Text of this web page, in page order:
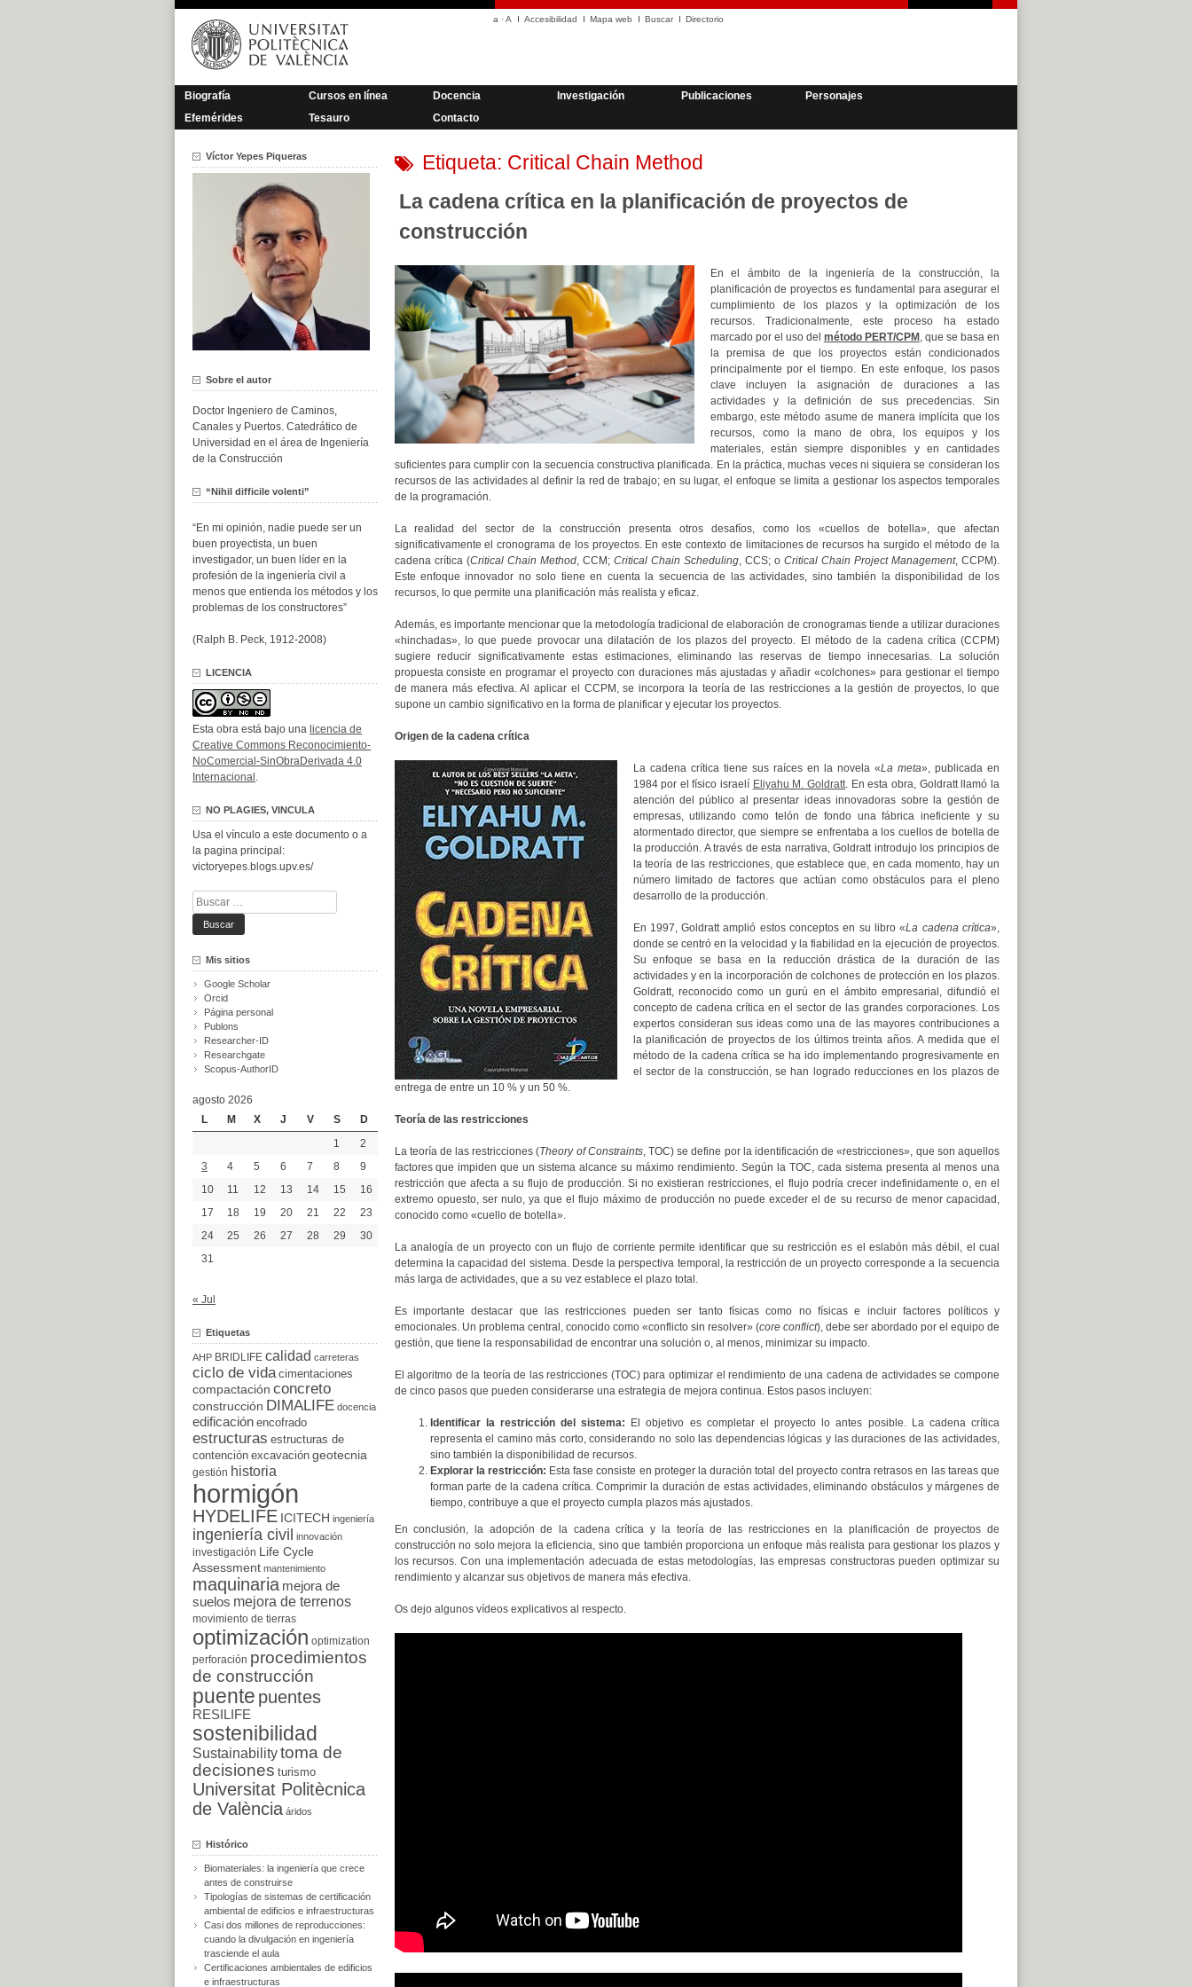
Saltar
contenido
a ·A Accesibilidad Mapa web Buscar Directorio
Biografía Cursos en línea Docencia Investigación Publicaciones
Personajes
Efemérides
Tesauro Contacto
Etiqueta: Critical Chain Method
La cadena crítica en la planificación de proyectos de
construcción
En el ámbito de la ingeniería de la construcción, la
planificación de proyectos es fundamental para asegurar el
cumplimiento de los plazos y la optimización de los
recursos. Tradicionalmente, este proceso ha estado
marcado por el uso del método PERT/CPM , que se basa en
la premisa de que los proyectos están condicionados
principalmente por el tiempo. En este enfoque, los pasos
clave incluyen la asignación de duraciones a las
actividades y la definición de sus precedencias. Sin
embargo, este método asume de manera implícita que los
recursos, como la mano de obra, los equipos y los
materiales, están siempre disponibles y en cantidades
suficientes para cumplir con la secuencia constructiva planificada. En la práctica, muchas veces ni siquiera se consideran los
recursos de las actividades al definir la red de trabajo; en su lugar, el enfoque se limita a gestionar los aspectos temporales
de la programación.
La realidad del sector de la construcción presenta otros desafíos, como los «cuellos de botella», que afectan
significativamente el cronograma de los proyectos. En este contexto de limitaciones de recursos ha surgido el método de la
cadena crítica (Critical Chain Method, CCM; Critical Chain Scheduling, CCS; o Critical Chain Project Management, CCPM).
Este enfoque innovador no solo tiene en cuenta la secuencia de las actividades, sino también la disponibilidad de los
recursos, lo que permite una planificación más realista y eficaz.
Además, es importante mencionar que la metodología tradicional de elaboración de cronogramas tiende a utilizar duraciones
«hinchadas», lo que puede provocar una dilatación de los plazos del proyecto. El método de la cadena crítica (CCPM)
sugiere reducir significativamente estas estimaciones, eliminando las reservas de tiempo innecesarias. La solución
propuesta consiste en programar el proyecto con duraciones más ajustadas y añadir «colchones» para gestionar el tiempo
de manera más efectiva. Al aplicar el CCPM, se incorpora la teoría de las restricciones a la gestión de proyectos, lo que
supone un cambio significativo en la forma de planificar y ejecutar los proyectos.
Origen de la cadena crítica
La cadena crítica tiene sus raíces en la novela «La meta», publicada en
1984 por el físico israelí Eliyahu M. Goldratt. En esta obra, Goldratt llamó la
atención del público al presentar ideas innovadoras sobre la gestión de
empresas, utilizando como telón de fondo una fábrica ineficiente y su
atormentado director, que siempre se enfrentaba a los cuellos de botella de
la producción. A través de esta narrativa, Goldratt introdujo los principios de
la teoría de las restricciones, que establece que, en cada momento, hay un
número limitado de factores que actúan como obstáculos para el pleno
desarrollo de la producción.
En 1997, Goldratt amplió estos conceptos en su libro «La cadena crítica»,
donde se centró en la velocidad y la fiabilidad en la ejecución de proyectos.
Su enfoque se basa en la reducción drástica de la duración de las
actividades y en la incorporación de colchones de protección en los plazos.
Goldratt, reconocido como un gurú en el ámbito empresarial, difundió el
concepto de cadena crítica en el sector de las grandes corporaciones. Los
expertos consideran sus ideas como una de las mayores contribuciones a
la planificación de proyectos de los últimos treinta años. A medida que el
método de la cadena crítica se ha ido implementando progresivamente en
el sector de la construcción, se han logrado reducciones en los plazos de
entrega de entre un 10 % y un 50 %.
Teoría de las restricciones
La teoría de las restricciones (Theory of Constraints, TOC) se define por la identificación de «restricciones», que son aquellos
factores que impiden que un sistema alcance su máximo rendimiento. Según la TOC, cada sistema presenta al menos una
restricción que afecta a su flujo de producción. Si no existieran restricciones, el flujo podría crecer indefinidamente o, en el
extremo opuesto, ser nulo, ya que el flujo máximo de producción no puede exceder el de su recurso de menor capacidad,
conocido como «cuello de botella».
La analogía de un proyecto con un flujo de corriente permite identificar que su restricción es el eslabón más débil, el cual
determina la capacidad del sistema. Desde la perspectiva temporal, la restricción de un proyecto corresponde a la secuencia
más larga de actividades, que a su vez establece el plazo total.
Es importante destacar que las restricciones pueden ser tanto físicas como no físicas e incluir factores políticos y
emocionales. Un problema central, conocido como «conflicto sin resolver» (core conflict), debe ser abordado por el equipo de
gestión, que tiene la responsabilidad de encontrar una solución o, al menos, minimizar su impacto.
El algoritmo de la teoría de las restricciones (TOC) para optimizar el rendimiento de una cadena de actividades se compone
de cinco pasos que pueden considerarse una estrategia de mejora continua. Estos pasos incluyen:
Identificar la restricción del sistema: El objetivo es completar el proyecto lo antes posible. La cadena crítica
representa el camino más corto, considerando no solo las dependencias lógicas y las duraciones de las actividades,
sino también la disponibilidad de recursos.
Explorar la restricción: Esta fase consiste en proteger la duración total del proyecto contra retrasos en las tareas que
forman parte de la cadena crítica. Comprimir la duración de estas actividades, eliminando obstáculos y márgenes de
tiempo, contribuye a que el proyecto cumpla plazos más ajustados.
En conclusión, la adopción de la cadena crítica y la teoría de las restricciones en la planificación de proyectos de
construcción no solo mejora la eficiencia, sino que también proporciona un enfoque más realista para gestionar los plazos y
los recursos. Con una implementación adecuada de estas metodologías, las empresas constructoras pueden optimizar su
rendimiento y alcanzar sus objetivos de manera más efectiva.
Os dejo algunos vídeos explicativos al respecto.
Víctor Yepes Piqueras
Sobre el autor
Doctor Ingeniero de Caminos,
Canales y Puertos. Catedrático de
Universidad en el área de Ingeniería
de la Construcción
“Nihil difficile volenti”
“En mi opinión, nadie puede ser un
buen proyectista, un buen
investigador, un buen líder en la
profesión de la ingeniería civil a
menos que entienda los métodos y los
problemas de los constructores”
(Ralph B. Peck, 1912-2008)
LICENCIA
Esta obra está bajo una licencia de
Creative Commons Reconocimiento-
NoComercial-SinObraDerivada 4.0
Internacional .
NO PLAGIES, VINCULA
Usa el vínculo a este documento o a
la pagina principal:
victoryepes.blogs.upv.es/
Buscar:
Mis sitios
Google Scholar
Orcid
Página personal
Publons
Researcher-ID
Researchgate
Scopus-AuthorID
agosto 2026
L
M X J V S
D
1
2
3
4 5 6 7 8
9
10
11 12 13 14 15
16
17
18 19 20 21 22
23
24
25 26 27 28 29
30
31
« Jul
Etiquetas
AHP BRIDLIFE calidad carreteras
ciclo de vida cimentaciones
compactación concreto
construcción DIMALIFE docencia
edificación encofrado
estructuras estructuras de
contención excavación geotecnia
gestión historia
hormigón
HYDELIFE ICITECH ingeniería
ingeniería civil innovación
investigación
Life Cycle
Assessment mantenimiento
maquinaria mejora de
suelos mejora de terrenos
movimiento de tierras
optimización optimization
perforación procedimientos
de construcción
puente puentes
RESILIFE
sostenibilidad
Sustainabilitytoma de
decisiones turismo
Universitat Politècnica
de València áridos
Histórico
Biomateriales: la ingeniería que crece
antes de construirse
Tipologías de sistemas de certificación
ambiental de edificios e infraestructuras
Casi dos millones de reproducciones:
cuando la divulgación en ingeniería
trasciende el aula
Certificaciones ambientales de edificios
e infraestructuras